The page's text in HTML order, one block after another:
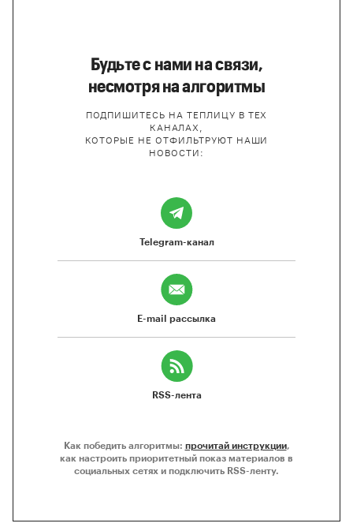
Будьте с нами на связи,
несмотря на алгоритмы
ПОДПИШИТЕСЬ НА ТЕПЛИЦУ В ТЕХ
КАНАЛАХ,
КОТОРЫЕ НЕ ОТФИЛЬТРУЮТ НАШИ
НОВОСТИ:
Telegram-канал
E-mail рассылка
RSS-лента
Как победить алгоритмы: прочитай инструкции,
как настроить приоритетный показ материалов в
социальных сетях и подключить RSS-ленту.